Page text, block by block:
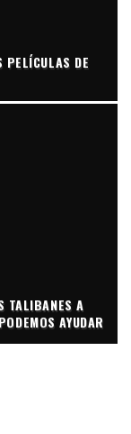
PELÍCULAS DE
TALIBANES A
AYUDAR